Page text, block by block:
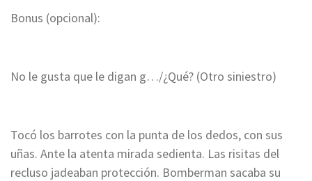
Bonus (opcional):
No le gusta que le digan g…/¿Qué? (Otro siniestro)
Tocó los barrotes con la punta de los dedos, con sus
uñas. Ante la atenta mirada sedienta. Las risitas del
recluso jadeaban protección. Bomberman sacaba su